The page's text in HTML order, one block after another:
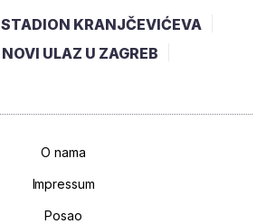
STADION KRANJČEVIĆEVA
NOVI ULAZ U ZAGREB
O nama
Impressum
Posao